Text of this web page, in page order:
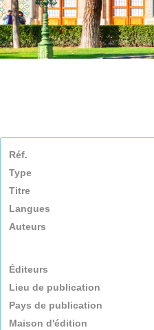
Réf.
Type
Titre
Langues
Auteurs
Éditeurs
Lieu de publication
Pays de publication
Maison d'édition